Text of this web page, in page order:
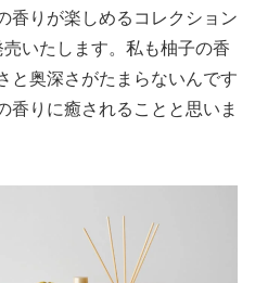
香りが楽しめるコレクション
いたします。私も柚子の香
と奥深さがたまらないんです
香りに癒されることと思いま